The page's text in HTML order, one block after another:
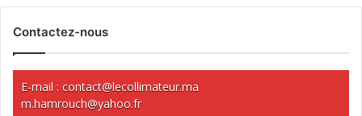
Contactez-nous
E-mail : contact@lecollimateur.ma
m.hamrouch@yahoo.fr